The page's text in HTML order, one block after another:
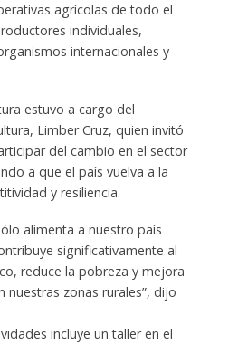
agrícolas de todo el
individuales,
internacionales y
estuvo a cargo del
Limber Cruz, quien invitó
del cambio en el sector
a que el país vuelva a la
y resiliencia.
alimenta a nuestro país
significativamente al
reduce la pobreza y mejora
nuestras zonas rurales”, dijo
incluye un taller en el